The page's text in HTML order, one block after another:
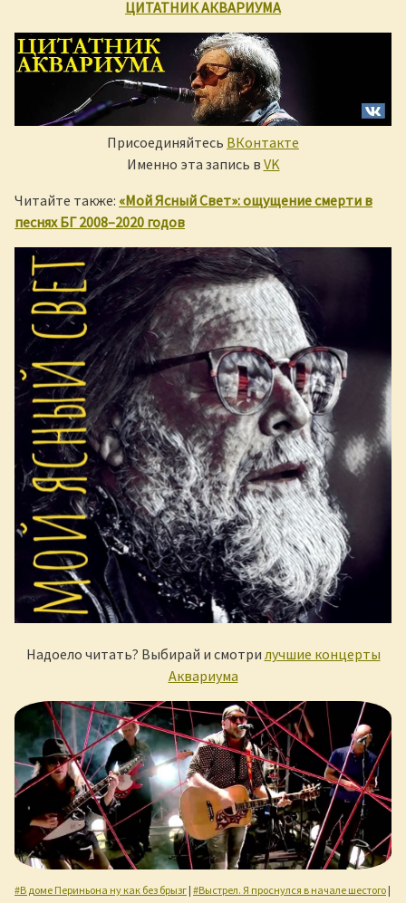
ЦИТАТНИК АКВАРИУМА
Присоединяйтесь ВКонтакте
Именно эта запись в VK
Читайте также: «Мой Ясный Свет»: ощущение смерти в
песнях БГ 2008–2020 годов
Надоело читать? Выбирай и смотри лучшие концерты
Аквариума
#В доме Периньона ну как без брызг | #Выстрел. Я проснулся в начале шестого |